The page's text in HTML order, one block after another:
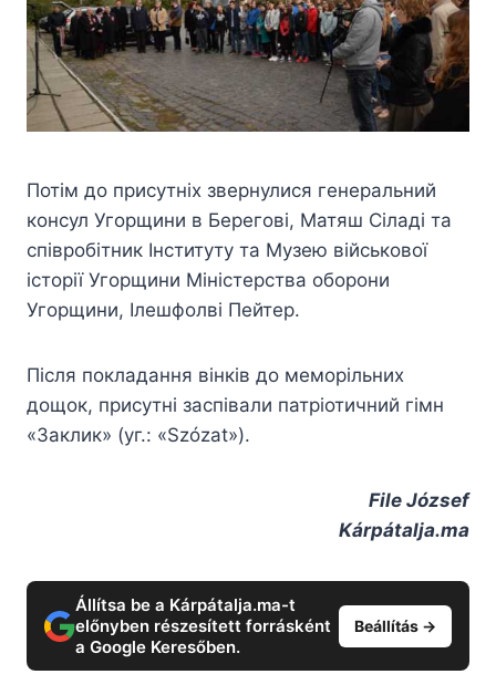
Потім до присутніх звернулися генеральний
консул Угорщини в Берегові, Матяш Сіладі та
співробітник Інституту та Музею військової
історії Угорщини Міністерства оборони
Угорщини, Ілешфолві Пейтер.
Після покладання вінків до меморільних
дощок, присутні заспівали патріотичний гімн
«Заклик» (уг.: «Szózat»).
File József
Kárpátalja.ma
Állítsa be a Kárpátalja.ma-t
előnyben részesített forrásként
a Google Keresőben.
Beállítás →